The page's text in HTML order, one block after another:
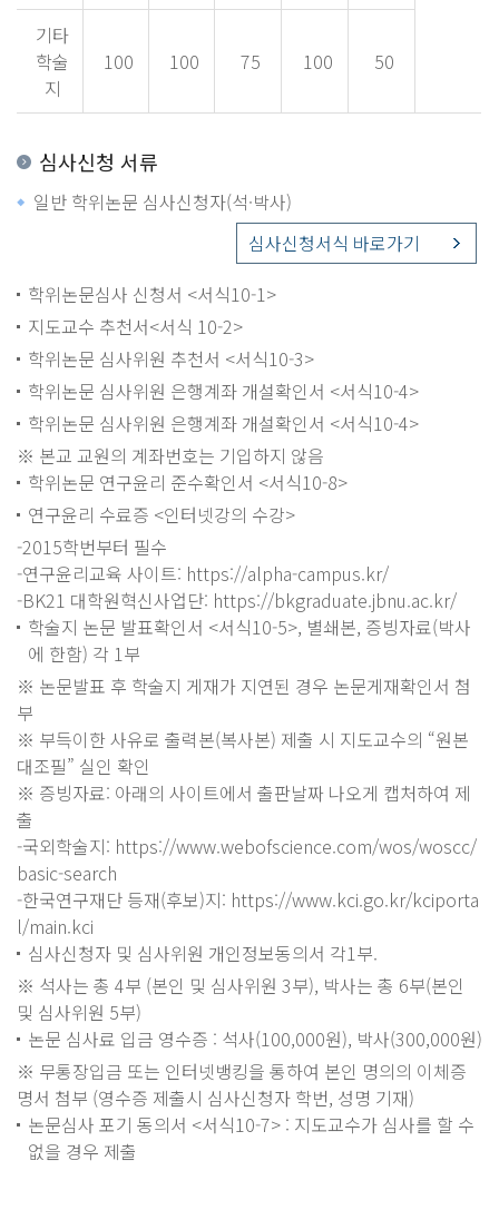
기타
학술
지
100 100 75 100 50
심사신청 서류
일반 학위논문 심사신청자(석·박사)
심사신청서식 바로가기
학위논문심사 신청서 <서식10-1>
지도교수 추천서<서식 10-2>
학위논문 심사위원 추천서 <서식10-3>
학위논문 심사위원 은행계좌 개설확인서 <서식10-4>
학위논문 심사위원 은행계좌 개설확인서 <서식10-4>
※ 본교 교원의 계좌번호는 기입하지 않음
학위논문 연구윤리 준수확인서 <서식10-8>
연구윤리 수료증 <인터넷강의 수강>
-2015학번부터 필수
-연구윤리교육 사이트: https://alpha-campus.kr/
-BK21 대학원혁신사업단: https://bkgraduate.jbnu.ac.kr/
학술지 논문 발표확인서 <서식10-5>, 별쇄본, 증빙자료(박사
에 한함) 각 1부
※ 논문발표 후 학술지 게재가 지연된 경우 논문게재확인서 첨
부
※ 부득이한 사유로 출력본(복사본) 제출 시 지도교수의 “원본
대조필” 실인 확인
※ 증빙자료: 아래의 사이트에서 출판날짜 나오게 캡처하여 제
출
-국외학술지: https://www.webofscience.com/wos/woscc/
basic-search
-한국연구재단 등재(후보)지: https://www.kci.go.kr/kciporta
l/main.kci
심사신청자 및 심사위원 개인정보동의서 각1부.
※ 석사는 총 4부 (본인 및 심사위원 3부), 박사는 총 6부(본인
및 심사위원 5부)
논문 심사료 입금 영수증 : 석사(100,000원), 박사(300,000원)
※ 무통장입금 또는 인터넷뱅킹을 통하여 본인 명의의 이체증
명서 첨부 (영수증 제출시 심사신청자 학번, 성명 기재)
논문심사 포기 동의서 <서식10-7> : 지도교수가 심사를 할 수
없을 경우 제출